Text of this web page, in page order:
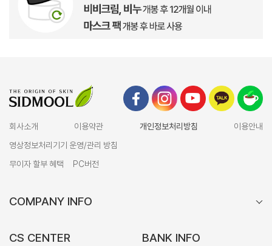
회사소개 이용약관 개인정보처리방침
이용안내
영상정보처리기기 운영/관리 방침
무이자 할부 혜택
PC버전
COMPANY INFO
CS CENTER BANK INFO